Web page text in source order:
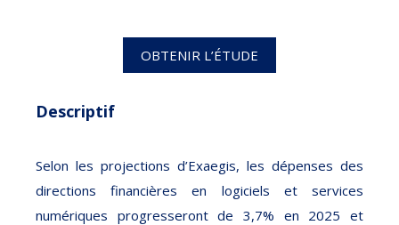
OBTENIR L’ÉTUDE
Descriptif
Selon les projections d’Exaegis, les dépenses des
directions financières en logiciels et services
numériques progresseront de 3,7% en 2025 et